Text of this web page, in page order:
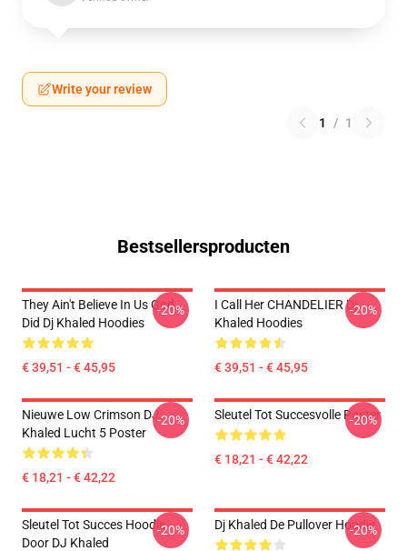
Write your review
1 / 1
Bestsellersproducten
They Ain't Believe In Us God
Did Dj Khaled Hoodies
€ 39,51 - € 45,95
-20%
I Call Her CHANDELIER Dj
Khaled Hoodies
€ 39,51 - € 45,95
-20%
Nieuwe Low Crimson DJ
Khaled Lucht 5 Poster
€ 18,21 - € 42,22
-20% Sleutel Tot Succesvolle Poster
€ 18,21 - € 42,22
-20%
Sleutel Tot Succes Hoodie
Door DJ Khaled
-20% Dj Khaled De Pullover Hoodie
-20%